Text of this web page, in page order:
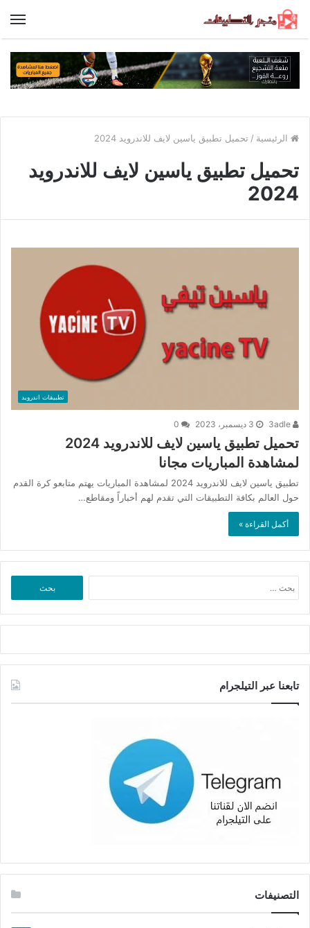
الرئيسية / تحميل تطبيق ياسين لايف للاندرويد 2024
تحميل تطبيق ياسين لايف للاندرويد
2024
تطبيقات اندرويد
3 ديسمبر، 2023
تحميل تطبيق ياسين لايف للاندرويد 2024
لمشاهدة المباريات مجانا
تطبيق ياسين لايف للاندرويد 2024 لمشاهدة المباريات يهتم متابعو كرة القدم
حول العالم بكافة التطبيقات التي تقدم لهم أخباراً ومقاطع…
أكمل القراءة »
عن:
تابعنا عبر التيلجرام
التصنيفات